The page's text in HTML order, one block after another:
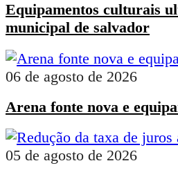
Equipamentos culturais
municipal de salvador
06 de agosto de 2026
Arena fonte nova e
05 de agosto de 2026